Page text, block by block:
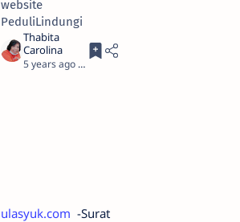
website
PeduliLindungi
5 years ago 2
ulasyuk.com -Surat